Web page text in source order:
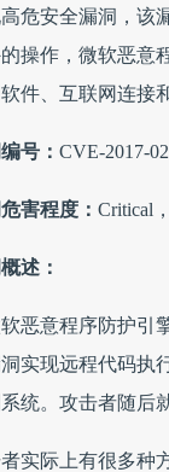
危安全漏洞，该
操作，微软恶意
件、互联网连接
号： CVE-2017-
害程度： Critical
述：
恶意程序防护引
实现远程代码执
统。 攻击者随后
实际上有很多种